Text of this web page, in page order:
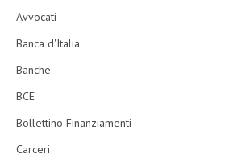
Avvocati
Banca d'Italia
Banche
BCE
Bollettino Finanziamenti
Carceri